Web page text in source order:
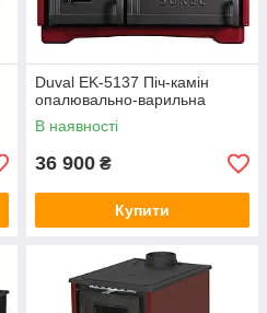
Duval EK-5137 Піч-камін
опалювально-варильна
В наявності
36 900 ₴
Купити